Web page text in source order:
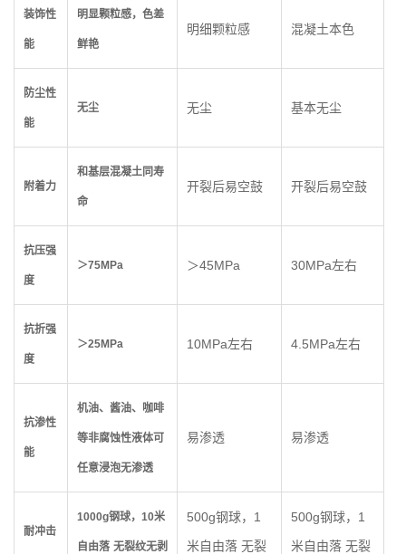
装饰性
能
明显颗粒感，色差
鲜艳
明细颗粒感 混凝土本色
防尘性
能
无尘 无尘 基本无尘
附着力
和基层混凝土同寿
命
开裂后易空鼓 开裂后易空鼓
抗压强
度
＞75MPa ＞45MPa 30MPa左右
抗折强
度
＞25MPa 10MPa左右 4.5MPa左右
抗渗性
能
机油、酱油、咖啡
等非腐蚀性液体可
任意浸泡无渗透
易渗透 易渗透
耐冲击
1000g钢球， 10米
自由落 无裂纹无剥
500g钢球，1
米自由落 无裂
500g钢球，1
米自由落 无裂